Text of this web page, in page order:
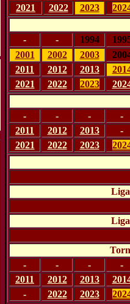
2021
2022 2023
- - 1994
2001
2002 2003
2011
2012 2013
2021
2022 2023
- - -
-
2011
2012 2013
-
2021
2022 2023
-
- -
-
2011
2012 2013
-
2022 2023